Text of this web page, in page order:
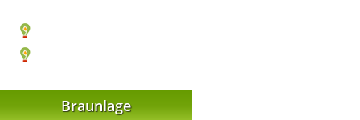
Braunlage